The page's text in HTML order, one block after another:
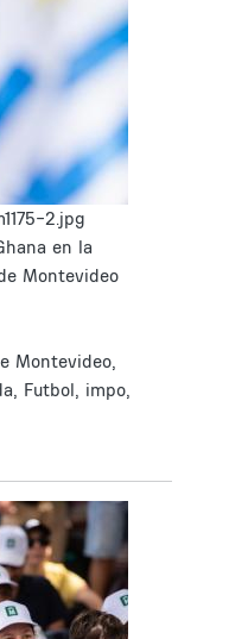
2.jpg
en la
Montevideo
Montevideo,
Futbol, impo,